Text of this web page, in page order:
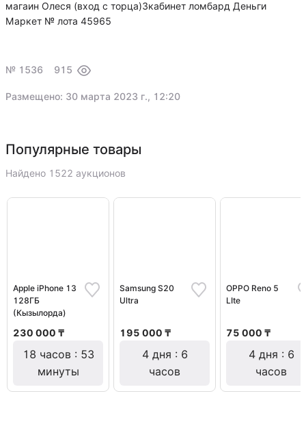
магаин Олеся (вход с торца)3кабинет ломбард Деньги
Маркет № лота 45965
№ 1536 915
Размещено: 30 марта 2023 г., 12:20
Популярные товары
Найдено 1522 аукционов
Apple iPhone 13
128ГБ
(Кызылорда)
230 000 ₸
18 часов : 53
минуты
Samsung S20
Ultra
195 000 ₸
4 дня : 6
часов
OPPO Reno 5
LIte
75 000 ₸
4 дня : 6
часов